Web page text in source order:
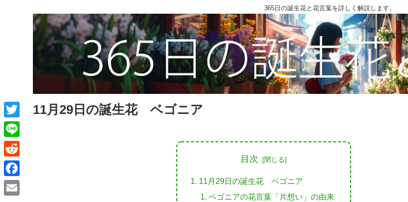
365日の誕生花と花言葉を詳しく解説します。
11月29日の誕生花 ベゴニア
目次
11月29日の誕生花 ベゴニア
ベゴニアの花言葉「片想い」の由来
T
w
i
t
L
i
n
e
R
e
d
F